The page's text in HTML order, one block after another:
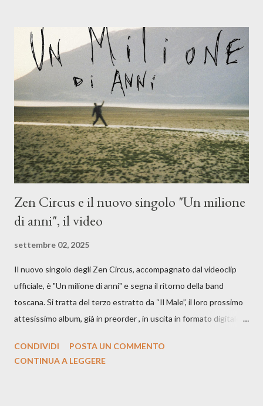
Dicevamo. Ed è da qui che il nostro inizia questo concept
musicale, con " Che ora è" , raccontando la separazione dalla
moglie, del senso di sconfitta e del caldo afoso che opprime,
giusta condizione di sopraffazione: "Non so che ora è, che giorno
è, di questa estate che...". E' raro fare uscire come singolo una
cover, ma...
Zen Circus e il nuovo singolo "Un milione
di anni", il video
settembre 02, 2025
Il nuovo singolo degli Zen Circus, accompagnato dal videoclip
ufficiale, è "Un milione di anni" e segna il ritorno della band
toscana. Si tratta del terzo estratto da “Il Male”, il loro prossimo
attesissimo album, già in preorder , in uscita in formato digitale il
Records. GUARDA IL VIDEO: CREDITI Produced by A71
CONDIVIDI
POSTA UN COMMENTO
CONTINUA A LEGGERE